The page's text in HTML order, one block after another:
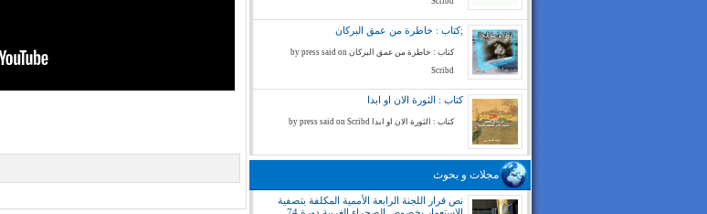
;كتاب : خاطرة من عمق البركان
كتاب : خاطرة من عمق البركان by press said on
Scribd
كتاب : الثورة الان او ابدا
كتاب : الثورة الان او ابدا by press said on Scribd
مجلات و بحوث
نص قرار اللجنة الرابعة الأممية المكلفة بتصفية